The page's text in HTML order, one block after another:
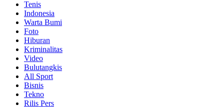
Tenis
Indonesia
Warta Bumi
Foto
Hiburan
Kriminalitas
Video
Bulutangkis
All Sport
Bisnis
Tekno
Rilis Pers